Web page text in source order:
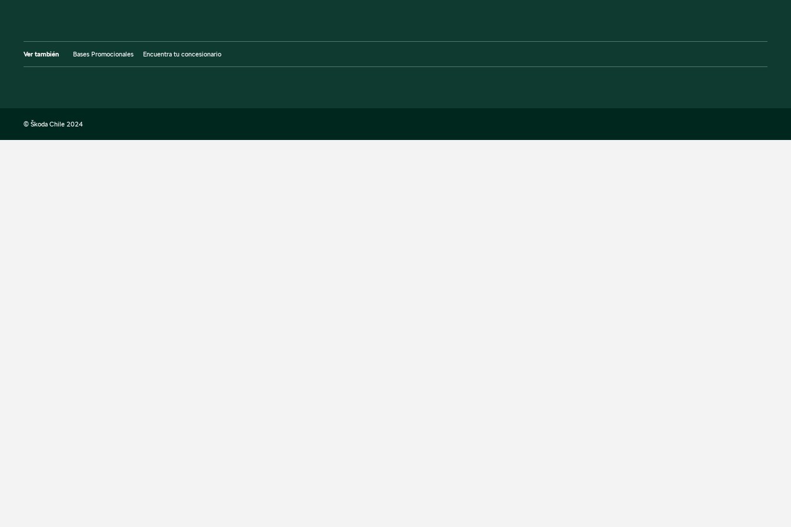
Ver también Bases Promocionales Encuentra tu concesionario
© Škoda Chile 2024